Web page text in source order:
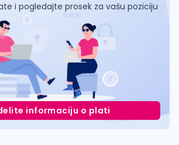
i pogledajte prosek za vašu poziciju
informaciju o plati